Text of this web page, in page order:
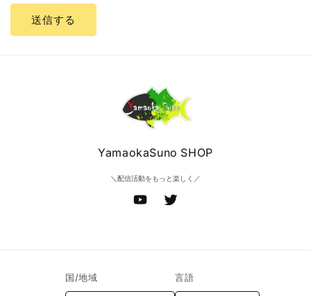
送信する
YamaokaSuno SHOP
＼配信活動をもっと楽しく／
YouTubeTwitter
国/地域 言語